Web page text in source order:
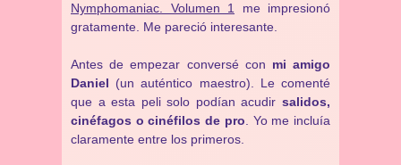
Nymphomaniac. Volumen 1
me impresionó
gratamente. Me pareció interesante.
Antes de empezar conversé con mi amigo
Daniel (un auténtico maestro). Le comenté
que a esta peli solo podían acudir salidos,
cinéfagos o cinéfilos de pro . Yo me incluía
claramente entre los primeros.